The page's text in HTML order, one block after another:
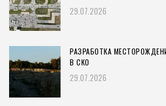
29.07.2026
РАЗРАБОТКА
В СКО
29.07.2026